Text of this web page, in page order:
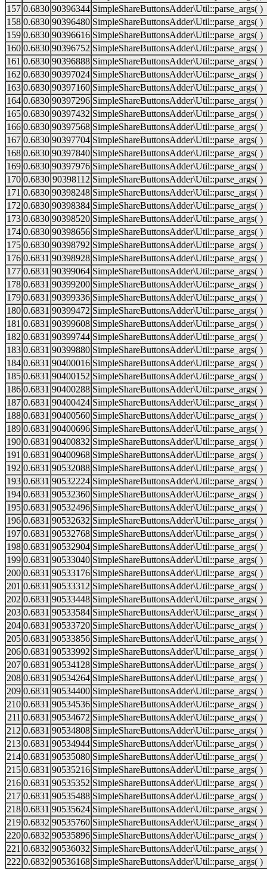
157 0.6830 90396344 SimpleShareButtonsAdder\Util::parse_args( )
158 0.6830 90396480 SimpleShareButtonsAdder\Util::parse_args( )
159 0.6830 90396616 SimpleShareButtonsAdder\Util::parse_args( )
160 0.6830 90396752 SimpleShareButtonsAdder\Util::parse_args( )
161 0.6830 90396888 SimpleShareButtonsAdder\Util::parse_args( )
162 0.6830 90397024 SimpleShareButtonsAdder\Util::parse_args( )
163 0.6830 90397160 SimpleShareButtonsAdder\Util::parse_args( )
164 0.6830 90397296 SimpleShareButtonsAdder\Util::parse_args( )
165 0.6830 90397432 SimpleShareButtonsAdder\Util::parse_args( )
166 0.6830 90397568 SimpleShareButtonsAdder\Util::parse_args( )
167 0.6830 90397704 SimpleShareButtonsAdder\Util::parse_args( )
168 0.6830 90397840 SimpleShareButtonsAdder\Util::parse_args( )
169 0.6830 90397976 SimpleShareButtonsAdder\Util::parse_args( )
170 0.6830 90398112 SimpleShareButtonsAdder\Util::parse_args( )
171 0.6830 90398248 SimpleShareButtonsAdder\Util::parse_args( )
172 0.6830 90398384 SimpleShareButtonsAdder\Util::parse_args( )
173 0.6830 90398520 SimpleShareButtonsAdder\Util::parse_args( )
174 0.6830 90398656 SimpleShareButtonsAdder\Util::parse_args( )
175 0.6830 90398792 SimpleShareButtonsAdder\Util::parse_args( )
176 0.6831 90398928 SimpleShareButtonsAdder\Util::parse_args( )
177 0.6831 90399064 SimpleShareButtonsAdder\Util::parse_args( )
178 0.6831 90399200 SimpleShareButtonsAdder\Util::parse_args( )
179 0.6831 90399336 SimpleShareButtonsAdder\Util::parse_args( )
180 0.6831 90399472 SimpleShareButtonsAdder\Util::parse_args( )
181 0.6831 90399608 SimpleShareButtonsAdder\Util::parse_args( )
182 0.6831 90399744 SimpleShareButtonsAdder\Util::parse_args( )
183 0.6831 90399880 SimpleShareButtonsAdder\Util::parse_args( )
184 0.6831 90400016 SimpleShareButtonsAdder\Util::parse_args( )
185 0.6831 90400152 SimpleShareButtonsAdder\Util::parse_args( )
186 0.6831 90400288 SimpleShareButtonsAdder\Util::parse_args( )
187 0.6831 90400424 SimpleShareButtonsAdder\Util::parse_args( )
188 0.6831 90400560 SimpleShareButtonsAdder\Util::parse_args( )
189 0.6831 90400696 SimpleShareButtonsAdder\Util::parse_args( )
190 0.6831 90400832 SimpleShareButtonsAdder\Util::parse_args( )
191 0.6831 90400968 SimpleShareButtonsAdder\Util::parse_args( )
192 0.6831 90532088 SimpleShareButtonsAdder\Util::parse_args( )
193 0.6831 90532224 SimpleShareButtonsAdder\Util::parse_args( )
194 0.6831 90532360 SimpleShareButtonsAdder\Util::parse_args( )
195 0.6831 90532496 SimpleShareButtonsAdder\Util::parse_args( )
196 0.6831 90532632 SimpleShareButtonsAdder\Util::parse_args( )
197 0.6831 90532768 SimpleShareButtonsAdder\Util::parse_args( )
198 0.6831 90532904 SimpleShareButtonsAdder\Util::parse_args( )
199 0.6831 90533040 SimpleShareButtonsAdder\Util::parse_args( )
200 0.6831 90533176 SimpleShareButtonsAdder\Util::parse_args( )
201 0.6831 90533312 SimpleShareButtonsAdder\Util::parse_args( )
202 0.6831 90533448 SimpleShareButtonsAdder\Util::parse_args( )
203 0.6831 90533584 SimpleShareButtonsAdder\Util::parse_args( )
204 0.6831 90533720 SimpleShareButtonsAdder\Util::parse_args( )
205 0.6831 90533856 SimpleShareButtonsAdder\Util::parse_args( )
206 0.6831 90533992 SimpleShareButtonsAdder\Util::parse_args( )
207 0.6831 90534128 SimpleShareButtonsAdder\Util::parse_args( )
208 0.6831 90534264 SimpleShareButtonsAdder\Util::parse_args( )
209 0.6831 90534400 SimpleShareButtonsAdder\Util::parse_args( )
210 0.6831 90534536 SimpleShareButtonsAdder\Util::parse_args( )
211 0.6831 90534672 SimpleShareButtonsAdder\Util::parse_args( )
212 0.6831 90534808 SimpleShareButtonsAdder\Util::parse_args( )
213 0.6831 90534944 SimpleShareButtonsAdder\Util::parse_args( )
214 0.6831 90535080 SimpleShareButtonsAdder\Util::parse_args( )
215 0.6831 90535216 SimpleShareButtonsAdder\Util::parse_args( )
216 0.6831 90535352 SimpleShareButtonsAdder\Util::parse_args( )
217 0.6831 90535488 SimpleShareButtonsAdder\Util::parse_args( )
218 0.6831 90535624 SimpleShareButtonsAdder\Util::parse_args( )
219 0.6832 90535760 SimpleShareButtonsAdder\Util::parse_args( )
220 0.6832 90535896 SimpleShareButtonsAdder\Util::parse_args( )
221 0.6832 90536032 SimpleShareButtonsAdder\Util::parse_args( )
222 0.6832 90536168 SimpleShareButtonsAdder\Util::parse_args( )